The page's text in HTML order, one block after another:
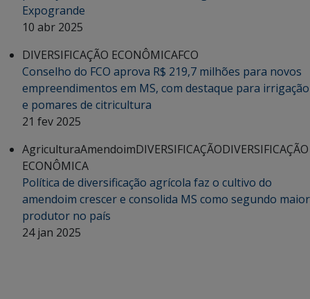
Expogrande
10 abr 2025
DIVERSIFICAÇÃO ECONÔMICAFCO
Conselho do FCO aprova R$ 219,7 milhões para novos
empreendimentos em MS, com destaque para irrigação
e pomares de citricultura
21 fev 2025
AgriculturaAmendoimDIVERSIFICAÇÃODIVERSIFICAÇÃO
ECONÔMICA
Política de diversificação agrícola faz o cultivo do
amendoim crescer e consolida MS como segundo maior
produtor no país
24 jan 2025